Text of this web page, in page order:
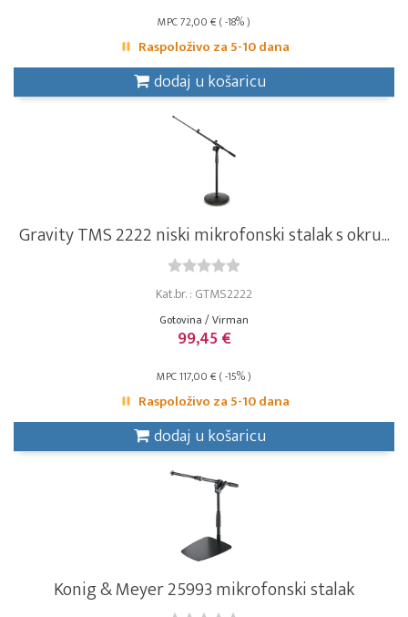
MPC 72,00 € ( -18% )
Raspoloživo za 5-10 dana
dodaj u košaricu
Gravity TMS 2222 niski mikrofonski stalak s okru...
Kat.br. : GTMS2222
Gotovina / Virman
99,45 €
MPC 117,00 € ( -15% )
Raspoloživo za 5-10 dana
dodaj u košaricu
Konig & Meyer 25993 mikrofonski stalak